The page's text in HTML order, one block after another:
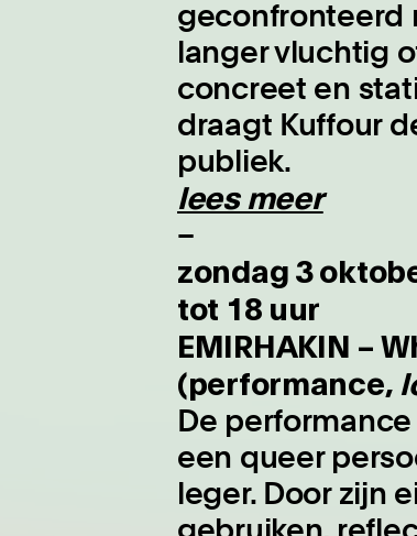
geconfronteerd
langer vluchtig
concreet en
draagt Kuffour
publiek.
lees meer
–
zondag 3
tot 18 uur
EMIRHAKIN –
(performance,
De
een queer
leger. Door zijn